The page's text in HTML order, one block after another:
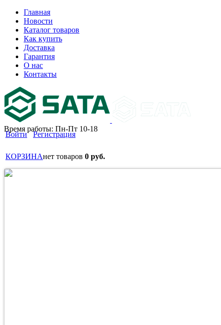
Главная
Новости
Каталог товаров
Как купить
Доставка
Гарантия
О нас
Контакты
Время работы: Пн-Пт 10-18
Войти Регистрация
КОРЗИНАнет товаров 0 руб.